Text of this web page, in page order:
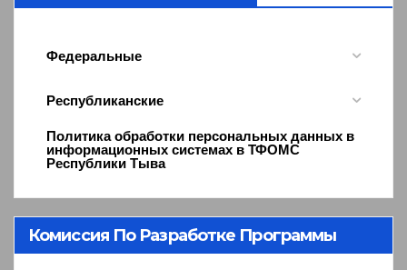
Федеральные
Республиканские
Политика обработки персональных данных в
информационных системах в ТФОМС
Республики Тыва
Комиссия По Разработке Программы